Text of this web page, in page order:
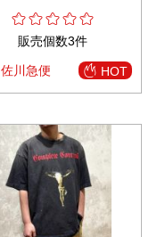
販売個数3件
佐川急便 HOT